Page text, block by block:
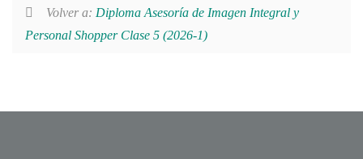
Volver a: Diploma Asesoría de Imagen Integral y
Personal Shopper Clase 5 (2026-1)